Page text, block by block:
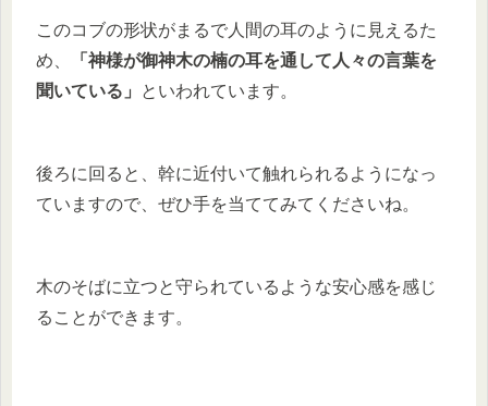
このコブの形状がまるで人間の耳のように見えるた
め、
「神様が御神木の楠の耳を通して人々の言葉を
聞いている」
といわれています。
後ろに回ると、幹に近付いて触れられるようになっ
ていますので、ぜひ手を当ててみてくださいね。
木のそばに立つと守られているような安心感を感じ
ることができます。